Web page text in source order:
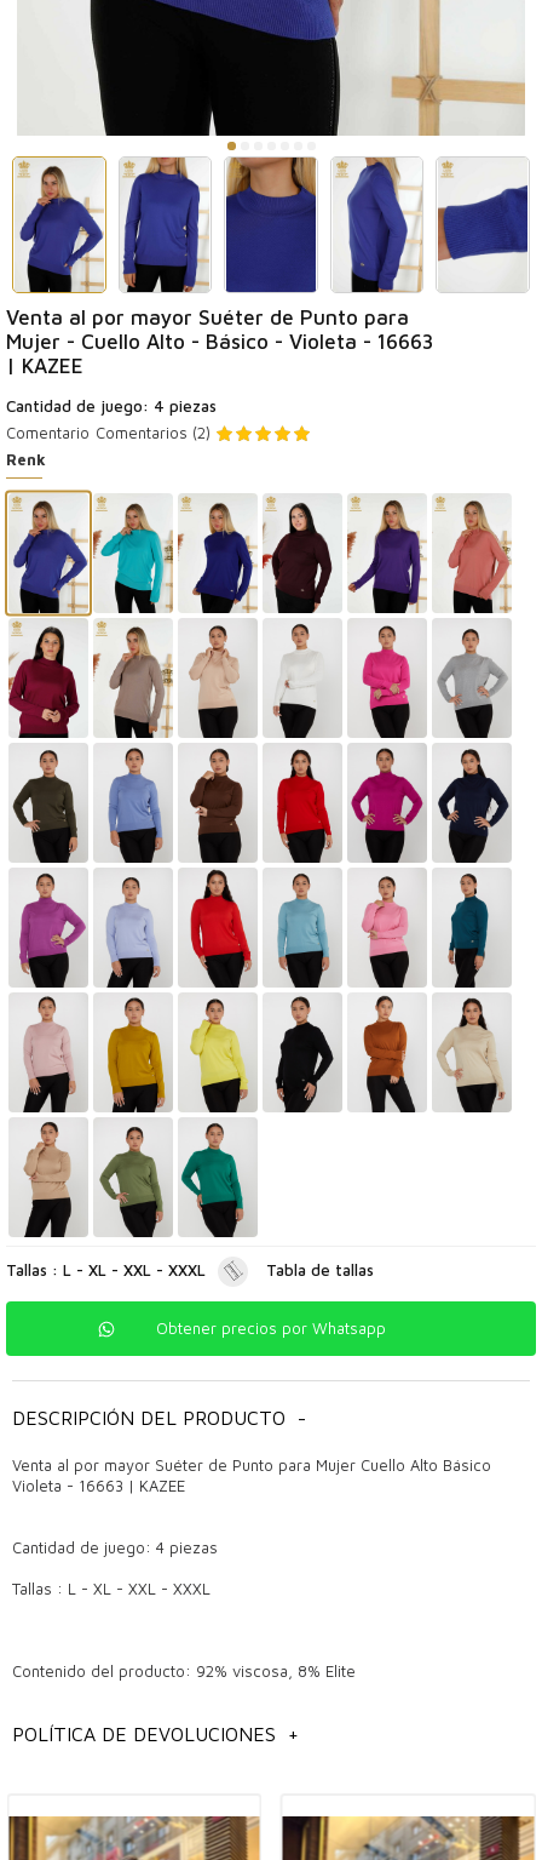
Venta al por mayor Suéter de Punto para
Mujer - Cuello Alto - Básico - Violeta - 16663
| KAZEE
Cantidad de juego: 4 piezas
Comentario Comentarios (2)
Renk
Tallas : L - XL - XXL - XXXL Tabla de tallas
Obtener precios por Whatsapp
DESCRIPCIÓN DEL PRODUCTO -
Venta al por mayor Suéter de Punto para Mujer Cuello Alto Básico
Violeta - 16663 | KAZEE
Cantidad de juego: 4 piezas
Tallas : L - XL - XXL - XXXL
Contenido del producto: 92% viscosa, 8% Elite
Dimensiones del modelo: Alto: 1,78 cm, Busto: 95 cm, Cintura: 73 cm,
POLÍTICA DE DEVOLUCIONES +